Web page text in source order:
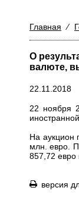
Главная ⁄
О
валюте,
22.11.2018
22 ноября
На аукцион
млн. евро.
857,72 евро
версия